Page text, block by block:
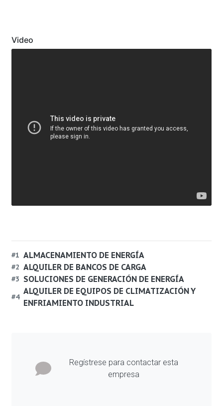
Video
#1 ALMACENAMIENTO DE ENERGÍA
#2 ALQUILER DE BANCOS DE CARGA
#3 SOLUCIONES DE GENERACIÓN DE ENERGÍA
#4
ALQUILER DE EQUIPOS DE CLIMATIZACIÓN Y
ENFRIAMIENTO INDUSTRIAL
Regístrese para contactar esta
empresa